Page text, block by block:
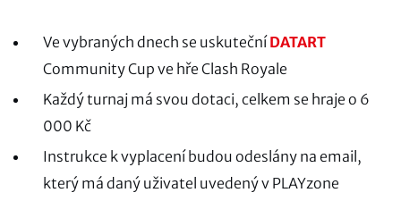
Ve vybraných dnech se uskutečníDATART
Community Cup ve hře Clash Royale
Každý turnaj má svou dotaci, celkem se hraje o 6
000 Kč
Instrukce k vyplacení budou odeslány na email,
který má daný uživatel uvedený v PLAYzone